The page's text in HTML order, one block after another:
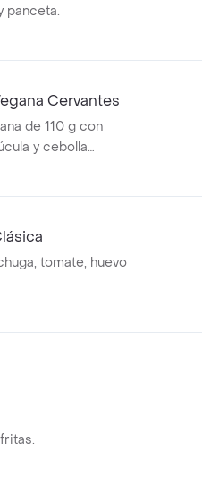
panceta.
Cervantes
de 110 g con
y cebolla
tomate, huevo